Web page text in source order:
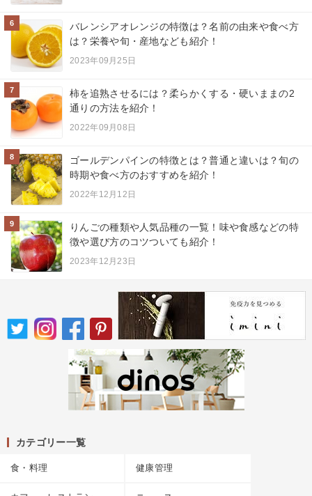
6
バレンシアオレンジの特徴は？名前の由来や食べ方
は？栄養や旬・産地なども紹介！
2023年09月25日
7
柿を追熟させるには？柔らかくする・硬いままの2
通りの方法を紹介！
2022年09月08日
8
ゴールデンパインの特徴とは？普通と違いは？旬の
時期や食べ方のおすすめを紹介！
2022年12月12日
9
りんごの種類や人気品種の一覧！味や食感などの特
徴や選び方のコツついても紹介！
2023年12月23日
カテゴリー一覧
食・料理 健康管理